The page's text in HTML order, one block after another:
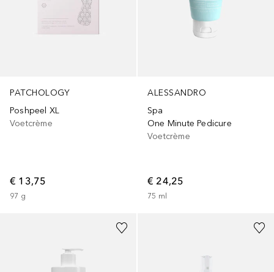
PATCHOLOGY
Poshpeel XL
Voetcrème
€ 13,75
97 g
ALESSANDRO
Spa
One Minute Pedicure
Voetcrème
€ 24,25
75 ml